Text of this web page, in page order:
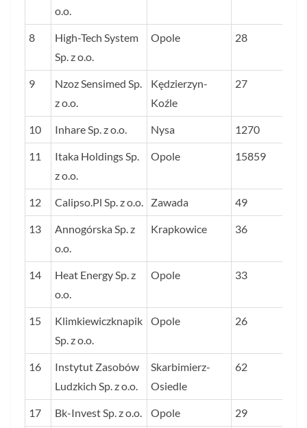
o.o.
8
High-Tech System
Sp. z o.o.
Opole 28
9
Nzoz Sensimed Sp.
z o.o.
Kędzierzyn-
Koźle
27
10 Inhare Sp. z o.o. Nysa 1270
11
Itaka Holdings Sp.
z o.o.
Opole 15859
12 Calipso.Pl Sp. z o.o. Zawada 49
13
Annogórska Sp. z
o.o.
Krapkowice 36
14
Heat Energy Sp. z
o.o.
Opole 33
15
Klimkiewiczknapik
Sp. z o.o.
Opole 26
16
Instytut Zasobów
Ludzkich Sp. z o.o.
Skarbimierz-
Osiedle
62
17 Bk-Invest Sp. z o.o. Opole 29